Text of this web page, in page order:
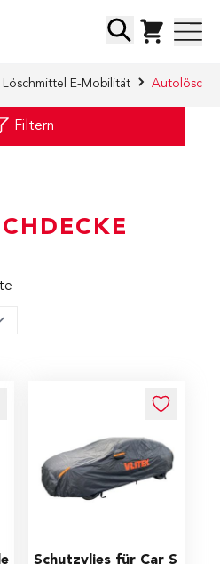
Suche
Löschmittel E-Mobilität
Filtern
the options chosen on the
Schutzvlies für Car S